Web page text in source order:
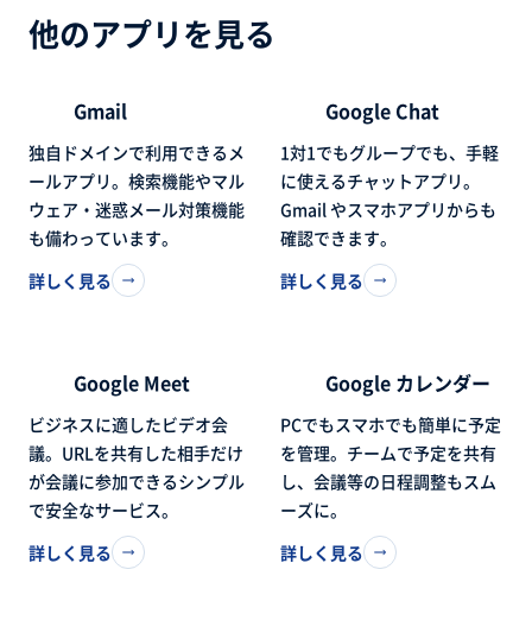
他のアプリを見る
Gmail
独自ドメインで利用できるメ
ールアプリ。検索機能やマル
ウェア・迷惑メール対策機能
も備わっています。
詳しく見る
Google Chat
1対1でもグループでも、手軽
に使えるチャットアプリ。
Gmail やスマホアプリからも
確認できます。
詳しく見る
Google Meet
ビジネスに適したビデオ会
議。URLを共有した相手だけ
が会議に参加できるシンプル
で安全なサービス。
詳しく見る
Google カレンダー
PCでもスマホでも簡単に予定
を管理。チームで予定を共有
し、会議等の日程調整もスム
ーズに。
詳しく見る